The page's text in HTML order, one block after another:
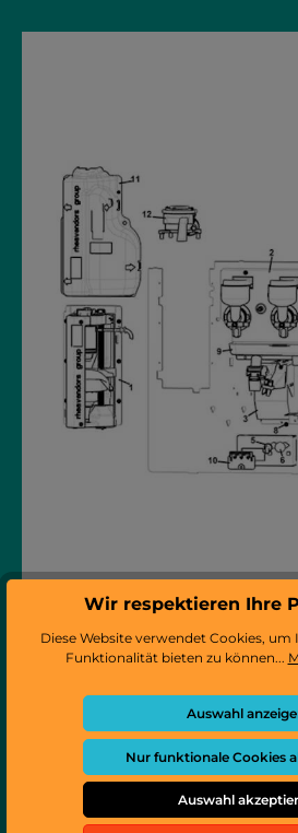
Sofern wir den Artikel nicht gelistet
nicht gefunden haben, können Sie die
Herstellernummer zum Artikel auch
entnehmen.
Ersatzteilliste als
Wir respektieren Ihre
Diese Website verwendet Cookies,
Funktionalität bieten zu können...
Auswahl
Nur funktionale Cookies
Auswahl